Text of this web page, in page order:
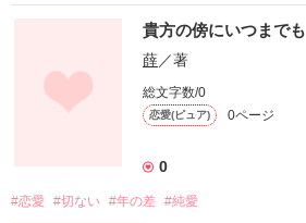
貴方の傍にいつまでも
薛／著
総文字数/0
恋愛(ピュア) 0ページ
0
#恋愛 #切ない #年の差 #純愛